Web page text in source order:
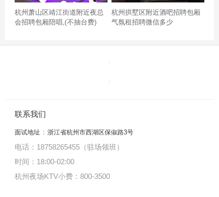
玩。其它都还好！服务铃服务：挺好的，有需要能够及时
提供帮助。,杭州生意火爆的酒吧招聘包厢管家,场子生意好
杭州萧山区靖江街道附近夜总
会招聘包厢陪唱,(不抽台费)
杭州拱墅区附近酒吧招聘包厢
气氛租招聘微信多少
联系我们
面试地址 ： 浙江省杭州市西湖区保俶路3号
电话：18758265455（驻场领班）
时间：18:00-02:00
杭州夜场KTV小费：800-3500